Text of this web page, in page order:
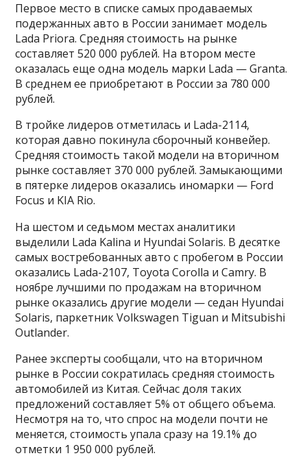
Первое место в списке самых продаваемых
подержанных авто в России занимает модель
Lada Priora. Средняя стоимость на рынке
составляет 520 000 рублей. На втором месте
оказалась еще одна модель марки Lada — Granta.
В среднем ее приобретают в России за 780 000
рублей.
В тройке лидеров отметилась и Lada-2114,
которая давно покинула сборочный конвейер.
Средняя стоимость такой модели на вторичном
рынке составляет 370 000 рублей. Замыкающими
в пятерке лидеров оказались иномарки — Ford
Focus и KIA Rio.
На шестом и седьмом местах аналитики
выделили Lada Kalina и Hyundai Solaris. В десятке
самых востребованных авто с пробегом в России
оказались Lada-2107, Toyota Corolla и Camry. В
ноябре лучшими по продажам на вторичном
рынке оказались другие модели — седан Hyundai
Solaris, паркетник Volkswagen Tiguan и Mitsubishi
Outlander.
Ранее эксперты сообщали, что на вторичном
рынке в России сократилась средняя стоимость
автомобилей из Китая. Сейчас доля таких
предложений составляет 5% от общего объема.
Несмотря на то, что спрос на модели почти не
меняется, стоимость упала сразу на 19.1% до
отметки 1 950 000 рублей.